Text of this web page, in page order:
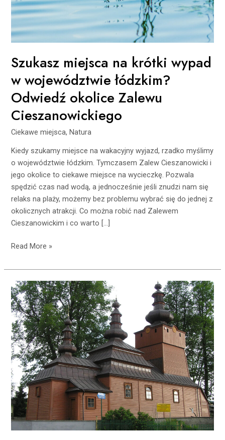
Szukasz miejsca na krótki wypad
w województwie łódzkim?
Odwiedź okolice Zalewu
Cieszanowickiego
Ciekawe miejsca,Natura
Kiedy szukamy miejsce na wakacyjny wyjazd, rzadko myślimy
o województwie łódzkim. Tymczasem Zalew Cieszanowicki i
jego okolice to ciekawe miejsce na wycieczkę. Pozwala
spędzić czas nad wodą, a jednocześnie jeśli znudzi nam się
relaks na plaży, możemy bez problemu wybrać się do jednej z
okolicznych atrakcji. Co można robić nad Zalewem
Cieszanowickim i co warto […]
Odwiedź
Zalewu
Read More »
Wysowa-
Zdrój
–
malownicze
uzdrowisko
Beskidu
Niskiego.
Jakie
kryje
atrakcje?